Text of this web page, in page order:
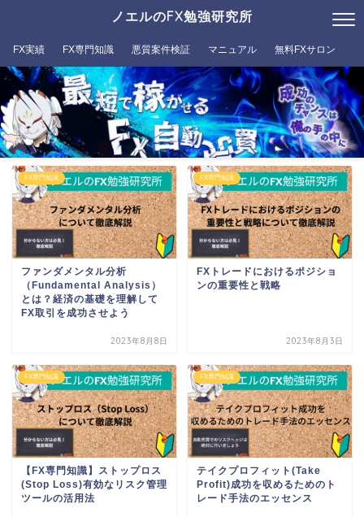
ノエルのFX勉強研究所
FX実績 FX専門知識 悪質案件検証 マニュアル 無料FXサロン
FX専門知識
ファンダメンタル分析
（Fundamental Analysis）
とは？経済の基礎を理解して
FX取引を成功させよう
2023年8月8日
FX専門知識
FXトレードにおけるポジショ
ンの重要性と戦略
2023年8月3日
FX専門知識
【FX専門知識】ストップロス
(Stop Loss)有効なリスク管理
ツールの活用法
FX専門知識
テイクプロフィット(Take
Profit)成功を収めるためのト
レード手法のエッセンス